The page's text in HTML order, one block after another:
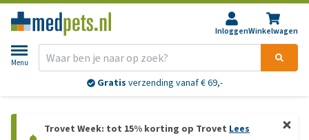
InloggenWinkelwagen
Menu
Gratis verzending vanaf € 69,-
Trovet Week: tot 15% korting op Trovet Lees